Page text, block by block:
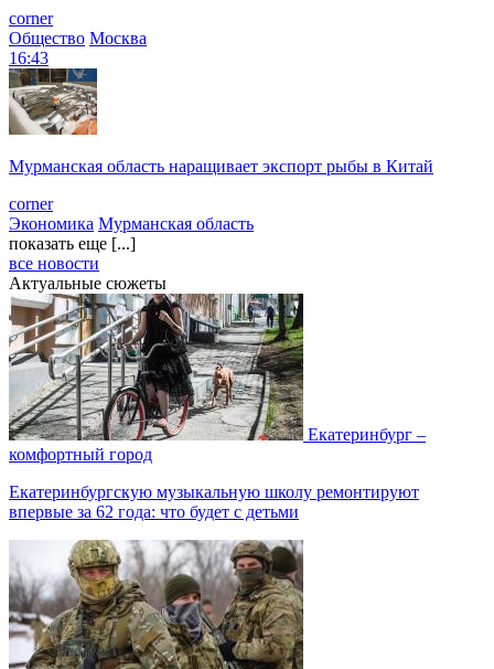
corner
Общество Москва
16:43
Мурманская область наращивает экспорт рыбы в Китай
corner
Экономика Мурманская область
показать еще [...]
все новости
Актуальные сюжеты
Екатеринбург –
комфортный город
Екатеринбургскую музыкальную школу ремонтируют
впервые за 62 года: что будет с детьми